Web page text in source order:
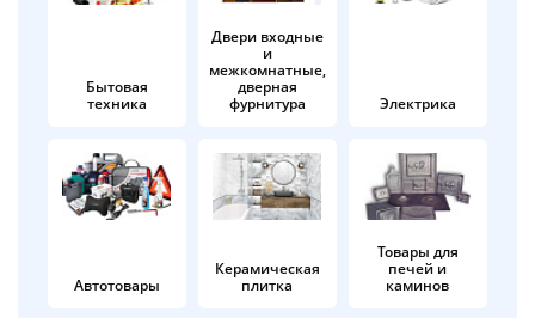
Бытовая
техника
Двери входные
и
межкомнатные,
дверная
фурнитура
Электрика
Автотовары
Керамическая
плитка
Товары для
печей и
каминов
раз в 2
недели
Остались вопросы?
8 800 302-02-51
plait.ru